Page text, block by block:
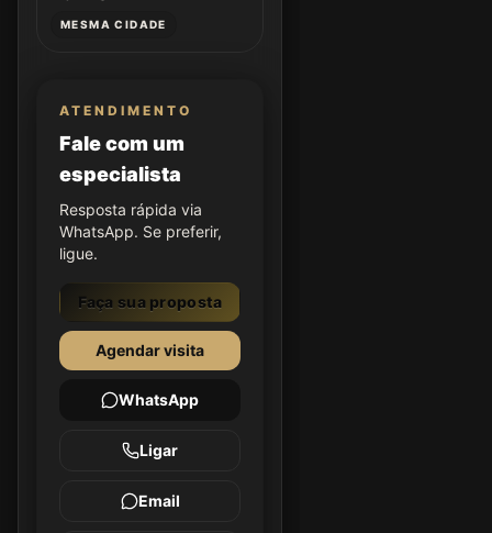
MESMA CIDADE
ATENDIMENTO
Fale com um
especialista
Resposta rápida via
WhatsApp. Se preferir,
ligue.
Faça sua proposta
Agendar visita
WhatsApp
Ligar
Email